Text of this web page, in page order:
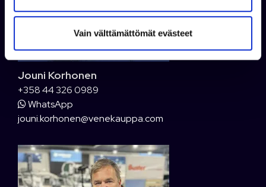
Vain välttämättömät evästeet
Jouni Korhonen
+358 44 326 0989
WhatsApp
jouni.korhonen@venekauppa.com